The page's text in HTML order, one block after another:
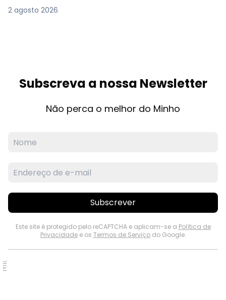
2 agosto 2026
Subscreva a nossa Newsletter
Não perca o melhor do Minho
Subscrever
Este site é protegido pelo reCAPTCHA e aplicam-se a Política de
Privacidadee os Termos de Serviçodo Google.
PUB.